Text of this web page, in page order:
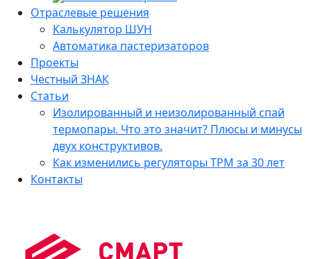
Отраслевые решения
Калькулятор ШУН
Автоматика пастеризаторов
Проекты
Честный ЗНАК
Статьи
Изолированный и неизолированный спай
термопары. Что это значит? Плюсы и минусы
двух конструктивов.
Как изменились регуляторы ТРМ за 30 лет
Контакты